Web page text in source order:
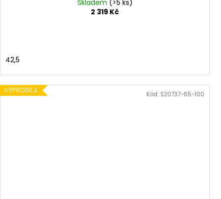
Skladem (>5 ks)
2 319 Kč
42,5
VÝPRODEJ Kód: S20737-65-100